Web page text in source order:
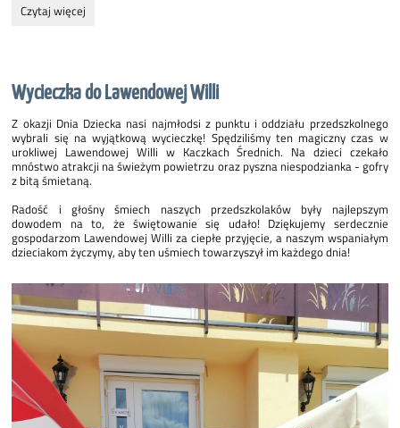
Rajd
i
VIII:
Czytaj więcej
Wycieczka do Lawendowej Willi
Z okazji Dnia Dziecka nasi najmłodsi z punktu i oddziału przedszkolnego
wybrali się na wyjątkową wycieczkę! Spędziliśmy ten magiczny czas w
urokliwej Lawendowej Willi w Kaczkach Średnich. Na dzieci czekało
mnóstwo atrakcji na świeżym powietrzu oraz pyszna niespodzianka - gofry
z bitą śmietaną.
Radość i głośny śmiech naszych przedszkolaków były najlepszym
dowodem na to, że świętowanie się udało! Dziękujemy serdecznie
gospodarzom Lawendowej Willi za ciepłe przyjęcie, a naszym wspaniałym
dzieciakom życzymy, aby ten uśmiech towarzyszył im każdego dnia!